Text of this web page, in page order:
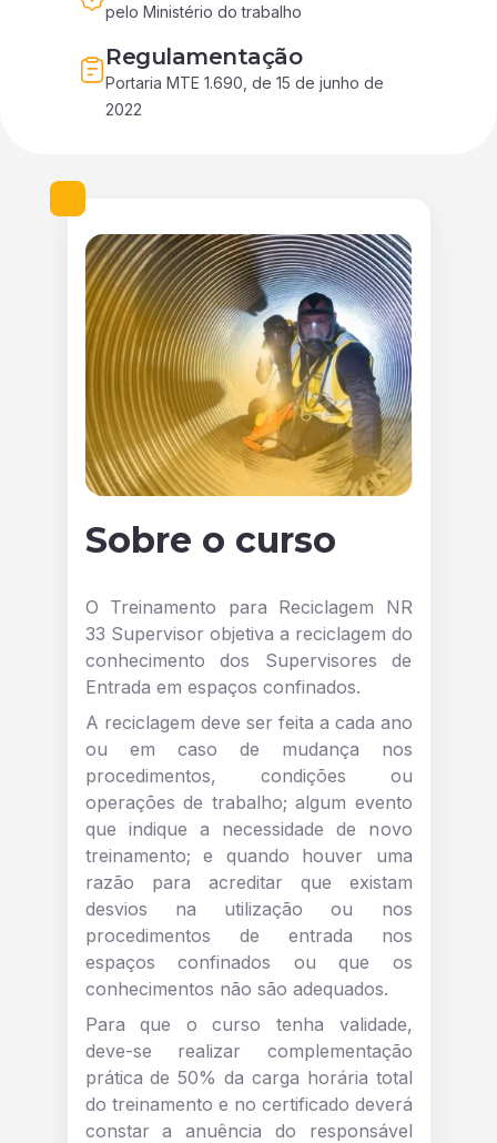
pelo Ministério do trabalho
Regulamentação
Portaria MTE 1.690, de 15 de junho de
2022
Sobre o curso
O Treinamento para Reciclagem NR
33 Supervisor objetiva a reciclagem do
conhecimento dos Supervisores de
Entrada em espaços confinados.
A reciclagem deve ser feita a cada ano
ou em caso de mudança nos
procedimentos, condições ou
operações de trabalho; algum evento
que indique a necessidade de novo
treinamento; e quando houver uma
razão para acreditar que existam
desvios na utilização ou nos
procedimentos de entrada nos
espaços confinados ou que os
conhecimentos não são adequados.
Para que o curso tenha validade,
deve-se realizar complementação
prática de 50% da carga horária total
do treinamento e no certificado deverá
constar a anuência do responsável